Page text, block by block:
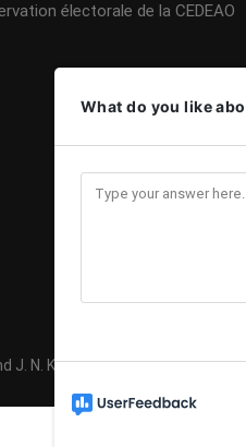
électorale de la CEDEAO
J. N. K 2020 - Mise à jour 08
What do you like